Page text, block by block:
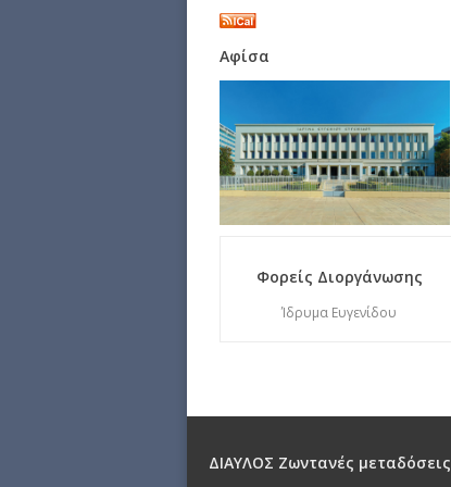
Αφίσα
Φορείς Διοργάνωσης
Ίδρυμα Ευγενίδου
ΔΙΑΥΛΟΣ Ζωντανές μεταδόσεις